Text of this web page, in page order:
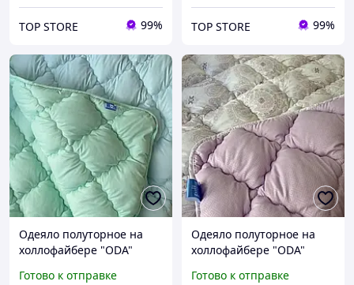
TOP STORE 99% TOP STORE 99%
Одеяло полуторное на
холлофайбере "ODA"
Готово к отправке
Одеяло полуторное на
холлофайбере "ODA"
Готово к отправке